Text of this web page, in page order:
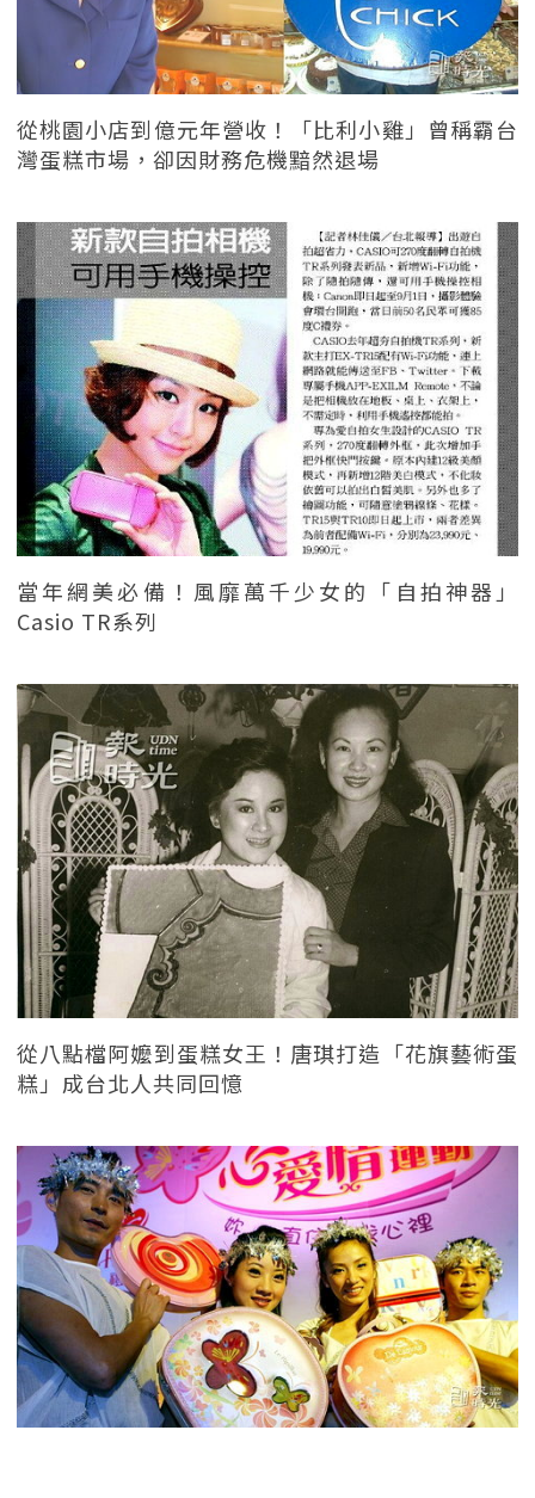
從桃園小店到億元年營收！「比利小雞」曾稱霸台
灣蛋糕市場，卻因財務危機黯然退場
當年網美必備！風靡萬千少女的「自拍神器」
Casio TR系列
從八點檔阿嬤到蛋糕女王！唐琪打造「花旗藝術蛋
糕」成台北人共同回憶